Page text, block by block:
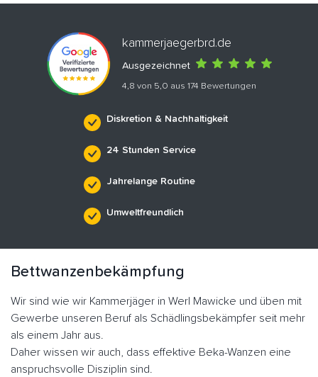
kammerjaegerbrd.de
Ausgezeichnet
4,8 von 5,0 aus 174 Bewertungen
Diskretion & Nachhaltigkeit
24 Stunden Service
Jahrelange Routine
Umweltfreundlich
Bettwanzenbekämpfung
Wir sind wie wir Kammerjäger in Werl Mawicke und üben mit
Gewerbe unseren Beruf als Schädlingsbekämpfer seit mehr
als einem Jahr aus.
Daher wissen wir auch, dass effektive Beka-Wanzen eine
anspruchsvolle Disziplin sind.